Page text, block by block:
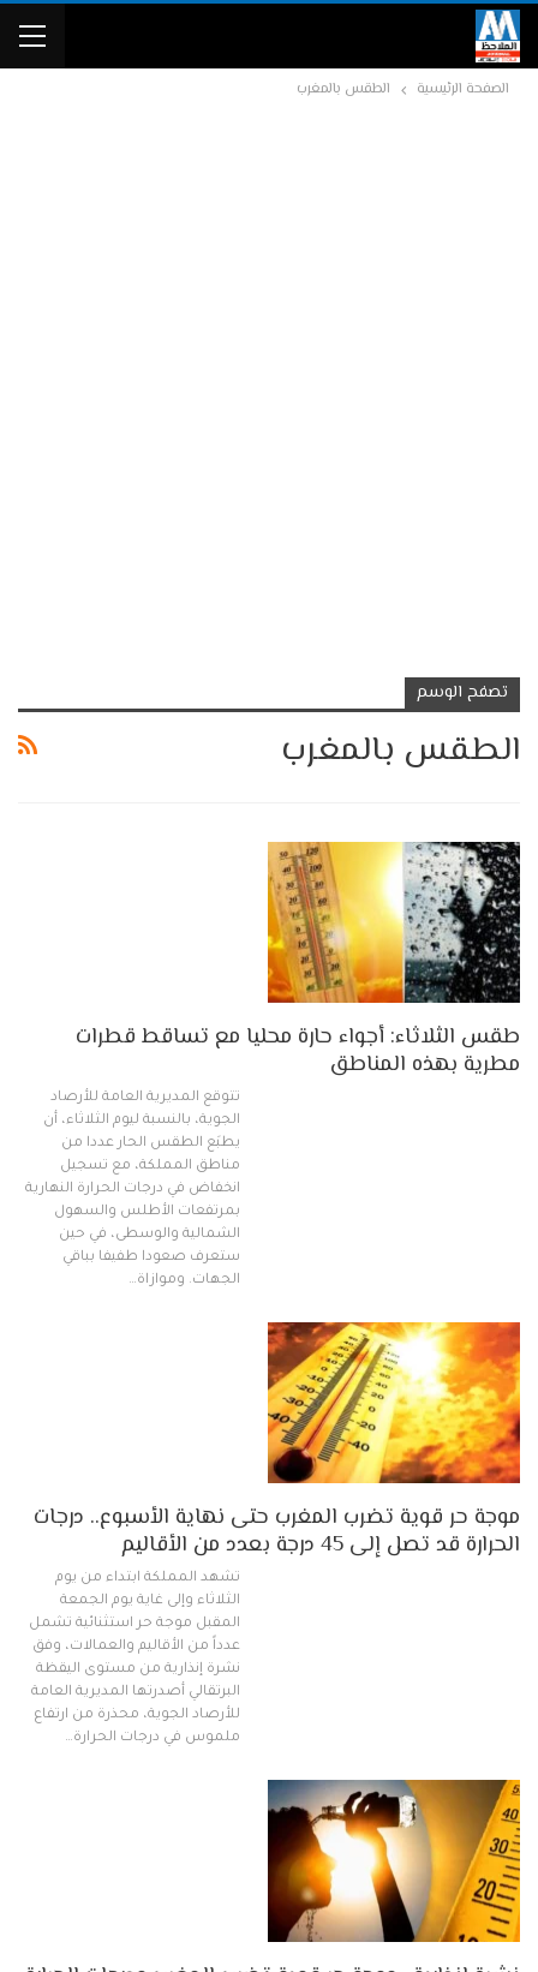
الصفحة الرئيسية الطقس بالمغرب
تصفح الوسم
الطقس بالمغرب
طقس الثلاثاء: أجواء حارة محليا مع تساقط قطرات
مطرية بهذه المناطق
تتوقع المديرية العامة للأرصاد
الجوية، بالنسبة ليوم الثلاثاء، أن
يطبَع الطقس الحار عددا من
مناطق المملكة، مع تسجيل
انخفاض في درجات الحرارة النهارية
بمرتفعات الأطلس والسهول
الشمالية والوسطى، في حين
ستعرف صعودا طفيفا بباقي
الجهات. وموازاة…
موجة حر قوية تضرب المغرب حتى نهاية الأسبوع.. درجات
الحرارة قد تصل إلى 45 درجة بعدد من الأقاليم
تشهد المملكة ابتداء من يوم
الثلاثاء وإلى غاية يوم الجمعة
المقبل موجة حر استثنائية تشمل
عدداً من الأقاليم والعمالات، وفق
نشرة إنذارية من مستوى اليقظة
البرتقالي أصدرتها المديرية العامة
للأرصاد الجوية، محذرة من ارتفاع
ملموس في درجات الحرارة…